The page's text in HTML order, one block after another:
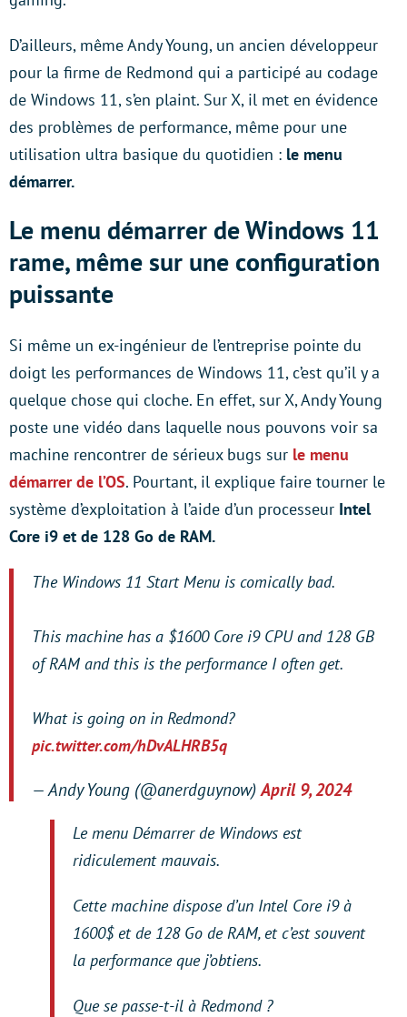
D’ailleurs, même Andy Young, un ancien développeur
pour la firme de Redmond qui a participé au codage
de Windows 11, s’en plaint. Sur X, il met en évidence
des problèmes de performance, même pour une
utilisation ultra basique du quotidien : le menu
démarrer.
Le menu démarrer de Windows 11
rame, même sur une configuration
puissante
Si même un ex-ingénieur de l’entreprise pointe du
doigt les performances de Windows 11, c’est qu’il y a
quelque chose qui cloche. En effet, sur X, Andy Young
poste une vidéo dans laquelle nous pouvons voir sa
machine rencontrer de sérieux bugs sur le menu
démarrer de l’OS. Pourtant, il explique faire tourner le
système d’exploitation à l’aide d’un processeur Intel
Core i9 et de 128 Go de RAM.
The Windows 11 Start Menu is comically bad.
This machine has a $1600 Core i9 CPU and 128 GB
of RAM and this is the performance I often get.
What is going on in Redmond?
pic.twitter.com/hDvALHRB5q
— Andy Young (@anerdguynow) April 9, 2024
Le menu Démarrer de Windows est
ridiculement mauvais.
Cette machine dispose d’un Intel Core i9 à
1600$ et de 128 Go de RAM, et c’est souvent
la performance que j’obtiens.
Que se passe-t-il à Redmond ?